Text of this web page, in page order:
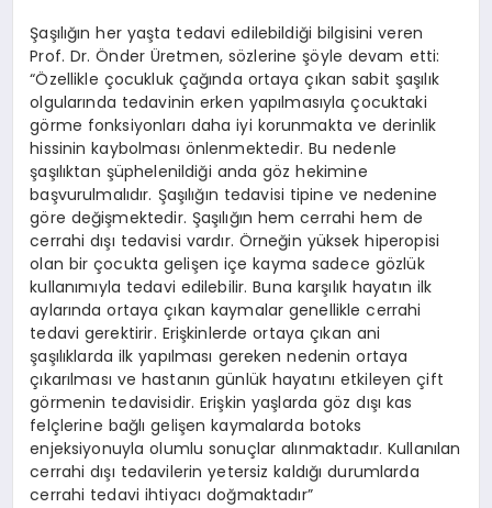
Şaşılığın her yaşta tedavi edilebildiği bilgisini veren
Prof. Dr. Önder Üretmen, sözlerine şöyle devam etti:
“Özellikle çocukluk çağında ortaya çıkan sabit şaşılık
olgularında tedavinin erken yapılmasıyla çocuktaki
görme fonksiyonları daha iyi korunmakta ve derinlik
hissinin kaybolması önlenmektedir. Bu nedenle
şaşılıktan şüphelenildiği anda göz hekimine
başvurulmalıdır. Şaşılığın tedavisi tipine ve nedenine
göre değişmektedir. Şaşılığın hem cerrahi hem de
cerrahi dışı tedavisi vardır. Örneğin yüksek hiperopisi
olan bir çocukta gelişen içe kayma sadece gözlük
kullanımıyla tedavi edilebilir. Buna karşılık hayatın ilk
aylarında ortaya çıkan kaymalar genellikle cerrahi
tedavi gerektirir. Erişkinlerde ortaya çıkan ani
şaşılıklarda ilk yapılması gereken nedenin ortaya
çıkarılması ve hastanın günlük hayatını etkileyen çift
görmenin tedavisidir. Erişkin yaşlarda göz dışı kas
felçlerine bağlı gelişen kaymalarda botoks
enjeksiyonuyla olumlu sonuçlar alınmaktadır. Kullanılan
cerrahi dışı tedavilerin yetersiz kaldığı durumlarda
cerrahi tedavi ihtiyacı doğmaktadır”